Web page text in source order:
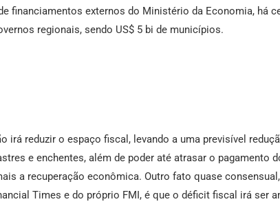
financiamentos externos do Ministério da Economia, há
regionais, sendo US$ 5 bi de municípios.
irá reduzir o espaço fiscal, levando a uma previsível
e enchentes, além de poder até atrasar o pagamento
a recuperação econômica. Outro fato quase
Times e do próprio FMI, é que o déficit fiscal irá ser